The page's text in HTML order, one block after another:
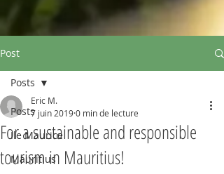
Post
Posts
Ile Maurice
Mauritius
Posts
For a sustainable and responsible
tourism in Mauritius!
Eric M.
7 juin 20190 min de lecture